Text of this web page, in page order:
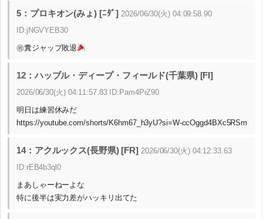
5：プロキオン(みょ) [ﾆﾀﾞ] 2026/06/30(火) 04:09:58.90
ID:jNGVYEB30
㊗糞ジャップ敗退
12：ハッブル・ディープ・フィールド(千葉県) [FI]
2026/06/30(火) 04:11:57.83 ID:Pam4PrZ90
明日は練習休みだ
https://youtube.com/shorts/K6hm67_h3yU?si=W-ccOggd4BXc5RSm
14：アクルックス(長野県) [FR] 2026/06/30(火) 04:12:33.63
ID:rEB4b3ql0
まあしゃーねーよな
特に後半は実力差がハッキリ出てた